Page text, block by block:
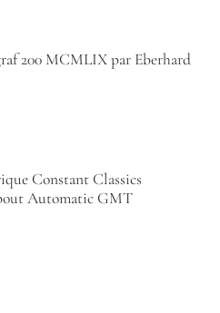
200 MCMLIX par Eberhard
Constant Classics
Automatic GMT